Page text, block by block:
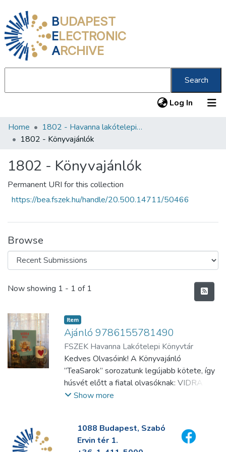
BUDAPEST
ELECTRONIC
ARCHIVE
Search
Log In (current)
Communities & Collections
Statistics
About us
Home
1802 - Havanna lakótelepi Könyvtár
1802 - Könyvajánlók
1802 - Könyvajánlók
Permanent URI for this collection
https://bea.fszek.hu/handle/20.500.14711/50466
Browse
Recent Submissions
Now showing 1 - 1 of 1
Item
Ajánló 9786155781490
FSZEK Havanna Lakótelepi Könyvtár
Kedves Olvasóink! A Könyvajánló
”TeaSarok” sorozatunk legújabb kötete, így
húsvét előtt a fiatal olvasóknak: VIDRA
VILI iskolába megy. A könyv a Vidra
aki a könyv szerzője és egyben illusztrátora
is. Gartonról érdemes tudni, hogy az angliai
Show more
1088 Budapest, Szabó
Ervin tér 1.